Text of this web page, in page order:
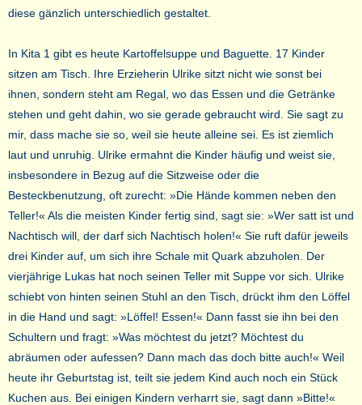
diese gänzlich unterschiedlich gestaltet.
In Kita 1 gibt es heute Kartoffelsuppe und Baguette. 17 Kinder
sitzen am Tisch. Ihre Erzieherin Ulrike sitzt nicht wie sonst bei
ihnen, sondern steht am Regal, wo das Essen und die Getränke
stehen und geht dahin, wo sie gerade gebraucht wird. Sie sagt zu
mir, dass mache sie so, weil sie heute alleine sei. Es ist ziemlich
laut und unruhig. Ulrike ermahnt die Kinder häufig und weist sie,
insbesondere in Bezug auf die Sitzweise oder die
Besteckbenutzung, oft zurecht: »Die Hände kommen neben den
Teller!« Als die meisten Kinder fertig sind, sagt sie: »Wer satt ist und
Nachtisch will, der darf sich Nachtisch holen!« Sie ruft dafür jeweils
drei Kinder auf, um sich ihre Schale mit Quark abzuholen. Der
vierjährige Lukas hat noch seinen Teller mit Suppe vor sich. Ulrike
schiebt von hinten seinen Stuhl an den Tisch, drückt ihm den Löffel
in die Hand und sagt: »Löffel! Essen!« Dann fasst sie ihn bei den
Schultern und fragt: »Was möchtest du jetzt? Möchtest du
abräumen oder aufessen? Dann mach das doch bitte auch!« Weil
heute ihr Geburtstag ist, teilt sie jedem Kind auch noch ein Stück
Kuchen aus. Bei einigen Kindern verharrt sie, sagt dann »Bitte!«